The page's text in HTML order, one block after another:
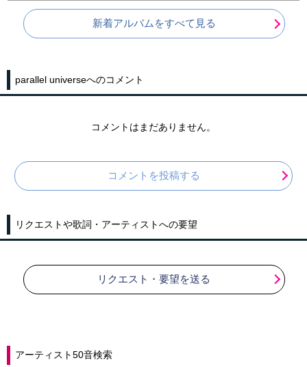
新着アルバムをすべて見る
parallel universeへのコメント
コメントはまだありません。
コメントを投稿する
リクエストや歌詞・アーティストへの要望
リクエスト・要望を送る
アーティスト50音検索